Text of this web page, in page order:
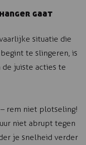
gaat
situatie die
te slingeren, is
juiste acties te
rem niet plotseling!
niet abrupt tegen
je snelheid verder